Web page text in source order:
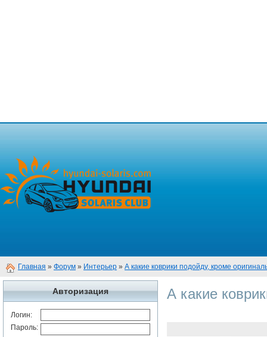
Главная » Форум » Интерьер » А какие коврики подойду, кроме
Авторизация
Логин:
Пароль:
А какие